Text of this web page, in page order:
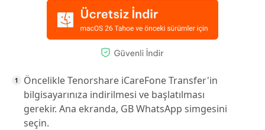
Öncelikle Tenorshare iCareFone Transfer'in
bilgisayarınıza indirilmesi ve başlatılması
gerekir. Ana ekranda, GB WhatsApp simgesini
seçin.